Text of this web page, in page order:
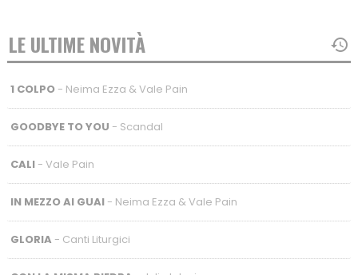
LE ULTIME NOVITÀ
1 COLPO- Neima Ezza & Vale Pain
GOODBYE TO YOU - Scandal
CALI- Vale Pain
IN MEZZO AI GUAI- Neima Ezza & Vale Pain
GLORIA - Canti Liturgici